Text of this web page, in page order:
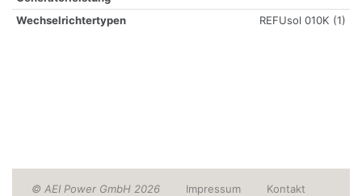
Wechselrichtertypen
REFUsol 010K (1)
© AEI Power GmbH 2026 Impressum Kontakt